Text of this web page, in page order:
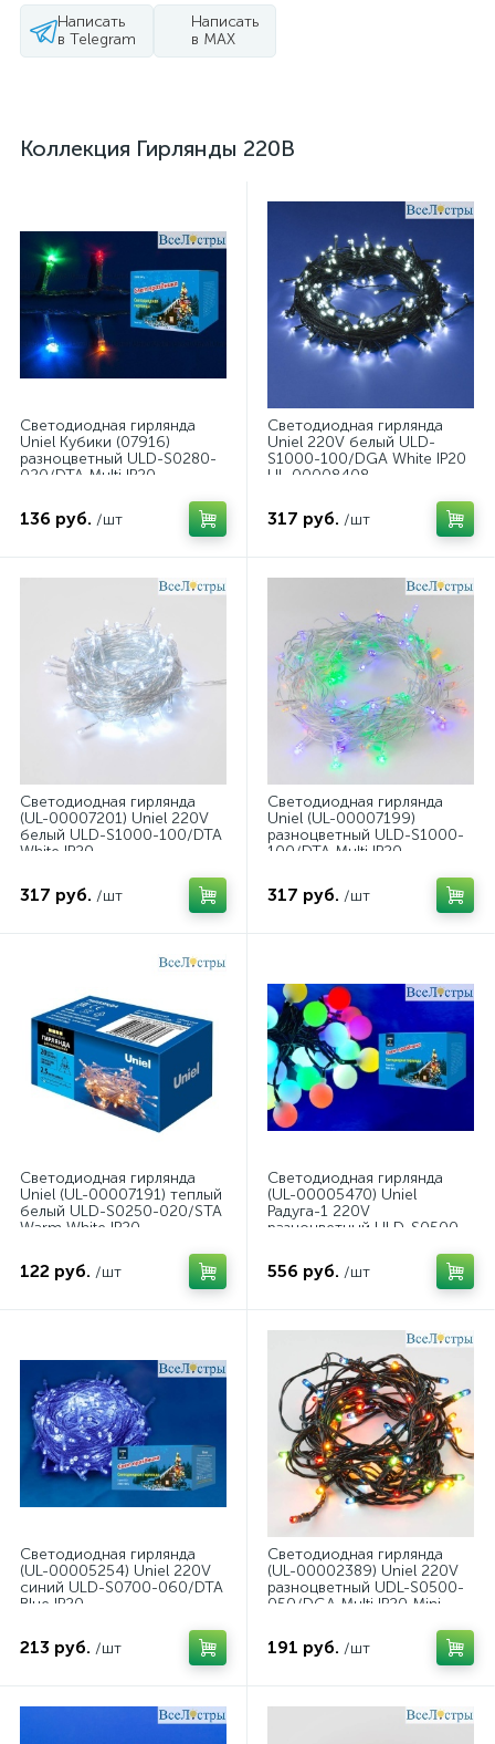
Написать
в Telegram
Написать
в MAX
Коллекция Гирлянды 220В
Светодиодная гирлянда
Uniel Кубики (07916)
разноцветный ULD-S0280-
020/DTA Multi IP20
136 руб. /шт
Светодиодная гирлянда
Uniel 220V белый ULD-
S1000-100/DGA White IP20
UL-00008408
317 руб. /шт
Светодиодная гирлянда
(UL-00007201) Uniel 220V
белый ULD-S1000-100/DTA
White IP20
317 руб. /шт
Светодиодная гирлянда
Uniel (UL-00007199)
разноцветный ULD-S1000-
100/DTA Multi IP20
317 руб. /шт
Светодиодная гирлянда
Uniel (UL-00007191) теплый
белый ULD-S0250-020/STA
Warm White IP20
122 руб. /шт
Светодиодная гирлянда
(UL-00005470) Uniel
Радуга-1 220V
разноцветный ULD-S0500-
Rainbow-1
556 руб. /шт
Светодиодная гирлянда
(UL-00005254) Uniel 220V
синий ULD-S0700-060/DTA
Blue IP20
213 руб. /шт
Светодиодная гирлянда
(UL-00002389) Uniel 220V
разноцветный UDL-S0500-
050/DGA Multi IP20 Mini
191 руб. /шт